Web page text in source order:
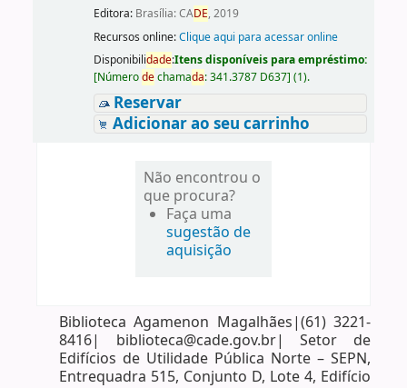
Editora: Brasília: CADE, 2019
Recursos online:Clique aqui para acessar online
Disponibilidade:Itens disponíveis para empréstimo:
[Númerodechamada:341.3787 D637] (1).
Reservar
Adicionar ao seu carrinho
Não encontrou o
que procura?
Faça uma
sugestão de
aquisição
Biblioteca Agamenon Magalhães|(61) 3221-
8416| biblioteca@cade.gov.br| Setor de
Edifícios de Utilidade Pública Norte – SEPN,
Entrequadra 515, Conjunto D, Lote 4, Edifício